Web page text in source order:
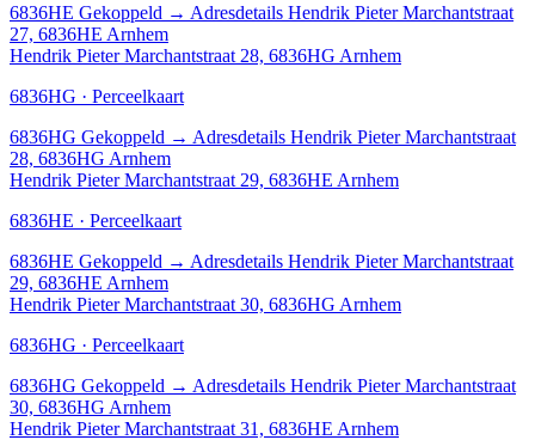
6836HE Gekoppeld → Adresdetails Hendrik Pieter Marchantstraat
27, 6836HE Arnhem
Hendrik Pieter Marchantstraat 28, 6836HG Arnhem
6836HG · Perceelkaart
6836HG Gekoppeld → Adresdetails Hendrik Pieter Marchantstraat
28, 6836HG Arnhem
Hendrik Pieter Marchantstraat 29, 6836HE Arnhem
6836HE · Perceelkaart
6836HE Gekoppeld → Adresdetails Hendrik Pieter Marchantstraat
29, 6836HE Arnhem
Hendrik Pieter Marchantstraat 30, 6836HG Arnhem
6836HG · Perceelkaart
6836HG Gekoppeld → Adresdetails Hendrik Pieter Marchantstraat
30, 6836HG Arnhem
Hendrik Pieter Marchantstraat 31, 6836HE Arnhem